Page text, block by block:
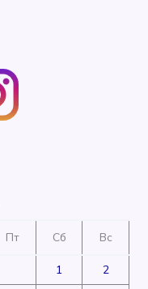
Пт Сб Вс
1 2